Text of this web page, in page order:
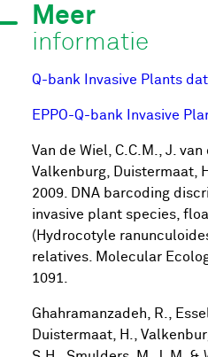
Meer
informatie
Q-bank Invasive Plants
EPPO-Q-bank Invasive
Van de Wiel, C.C.M., J.
Valkenburg, Duistermaat,
2009. DNA barcoding
invasive plant species,
(Hydrocotyle
relatives. Molecular
1091.
Ghahramanzadeh, R.,
Duistermaat, H.,